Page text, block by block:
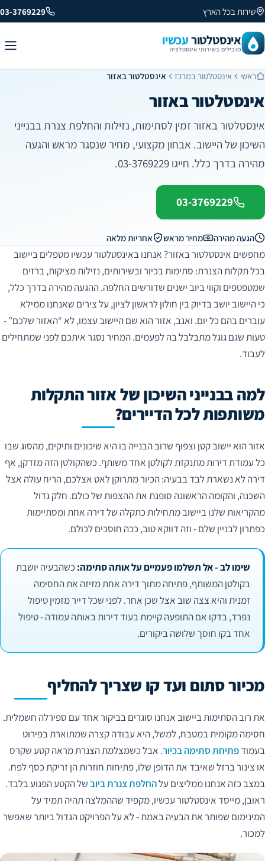
שירות בכל הארץ 03-3769229
אינסטלטורעכשיו
מובילים בשירותי אינסטלציה
ראשי אינסטלטור במרכז אינסטלטור באזור
אינסטלטור באזור
אינסטלטור באזור זמין לסתימות, נזילות והחלפת צנרת בבנייני
השיכון של היישוב. אבחון מקצועי, מחיר שנסגר מראש והגעה
מהירה בדרך כלל. חייגו 03-3769229.
03-3769229
הגעה מהירה מחיר מראש אחריות מלאה
מחפשים אינסטלטור באזור? אנחנו באינסטלטור עכשיו מטפלים ביישוב
בכל תקלות הצנרת: סתימות בכיור ובשירותים, נזילות מציקות, ברזים
שמטפטפים וקווי ביוב ישנים שדורשים החלפה. ההגעה מהירה בדרך כלל,
כי היישוב יושב בדיוק בין חולון לראשון לציון, על צירים שאנחנו ממילא
עוברים בהם כל יום. ואגב, אזור הוא שם היישוב עצמו, לא “האזור שלכם” -
טעות שגם גוגל מתבלבל בה לפעמים. המחיר נסגר איתכם לפני שמתחילים
לעבוד.
למה בבנייני השיכון של אזור התקלות
משותפות לכל הדיירים?
אזור הוא יישוב קטן וצפוף שרוב הבנייה בו היא שיכונים ותיקים, מהסוג שבו
כל עמודת דירות מתנקזת לקולטן אחד משותף. כשהקולטן הזה מזדקן, אף
דירה לא נשארת לבד בבעיה: הכיור מתרוקן לאט אצלכם, הריח עולה אצל
השכנה, והקומה הראשונה סופגת את ההצפות של כולם. חלק גדול
מהקריאות שלנו ביישוב מתחילות כתקלה של דירה אחת ומסתיימות
כפתרון לבניין שלם - וזה דווקא טוב, ככה חוסכים לכולם.
שימו לב - אל תשלמו פעמיים על אותה סתימה: כשהבעיה יושבת
בקולטן המשותף, פתיחה מתוך דירה אחת מזיזה את החסימה
זמנית והיא צצה שוב אצל שכן אחר. לפני שכל דייר מזמין טיפול
נפרד, בדקו אם התופעה קיימת בעוד דירות באותה עמודה - טיפול
אחד בקו חוסך שלושה ביקורים.
מכיור סתום ועד קו שצריך להחליף
את רוב הסתימות ביישוב אנחנו סוגרים בביקור אחד עם ספירלה חשמלית.
חסימה מקומית במטבח, למשל, היא עבודה קצרה שמתוארת בפירוט
בעמודפתיחת סתימה בכיור. אבל כשמצלמת הצנרת מראה קטע שקרס
או צינור ברזל שאיבד את הדופן שלו, פתיחות חוזרות הן זריקת כסף לפח.
במצב כזה אנחנו ממליצים עלהחלפת צנרת ביובשל הקטע הפגוע בלבד.
ראובן, מייסד אינסטלטור עכשיו, מקפיד שההמלצה תהיה תמיד על
המינימום שפותר את הבעיה באמת - לא על הפרויקט הגדול ביותר שאפשר
למכור.